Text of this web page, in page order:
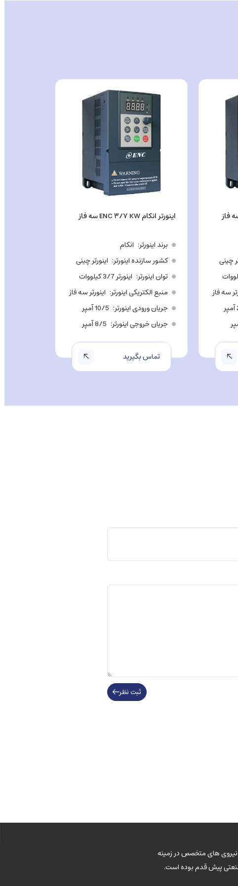
چینی
سه فاز
اینورتر انکام ENC ۳/۷ KW سه فاز
برند اینورتر انکام
کشور سازنده اینورتر اینورتر چینی
توان اینورتر اینورتر 3/7 کیلووات
منبع الکتریکی اینورتر اینورتر سه فاز
جریان ورودی اینورتر 10/5 آمپر
جریان خروجی اینورتر 8/5 آمپر
تماس بگیرید
ثبت نظر
نیروی های متخصص در زمینه
صنعتی پیش قدم بوده است.